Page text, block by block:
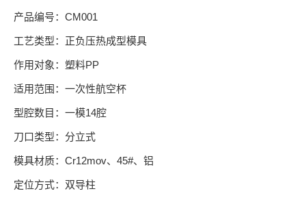
产品编号：CM001
工艺类型：正负压热成型模具
作用对象：塑料PP
适用范围：一次性航空杯
型腔数目：一模14腔
刀口类型：分立式
模具材质：Cr12mov、45#、铝
定位方式：双导柱